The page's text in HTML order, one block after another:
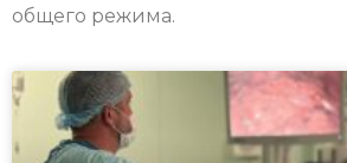
общего режима.